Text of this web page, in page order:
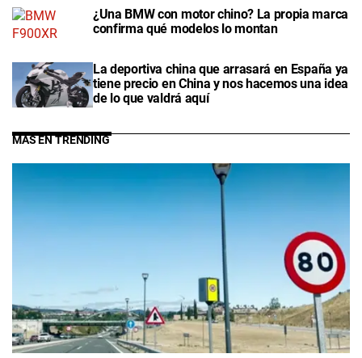
¿Una BMW con motor chino? La propia marca
confirma qué modelos lo montan
La deportiva china que arrasará en España ya
tiene precio en China y nos hacemos una idea
de lo que valdrá aquí
MÁS EN TRENDING